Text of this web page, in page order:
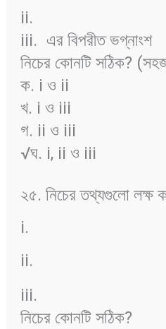
ii.
iii. এর বিপরীত ভগ্নাংশ
নিচের কোনটি সঠিক?
ক. i ও ii
খ. i ও iii
গ. ii ও iii
√ঘ. i, ii ও iii
২৫. নিচের তথ্যগুলো লক্ষ
i.
ii.
iii.
নিচের কোনটি সঠিক?